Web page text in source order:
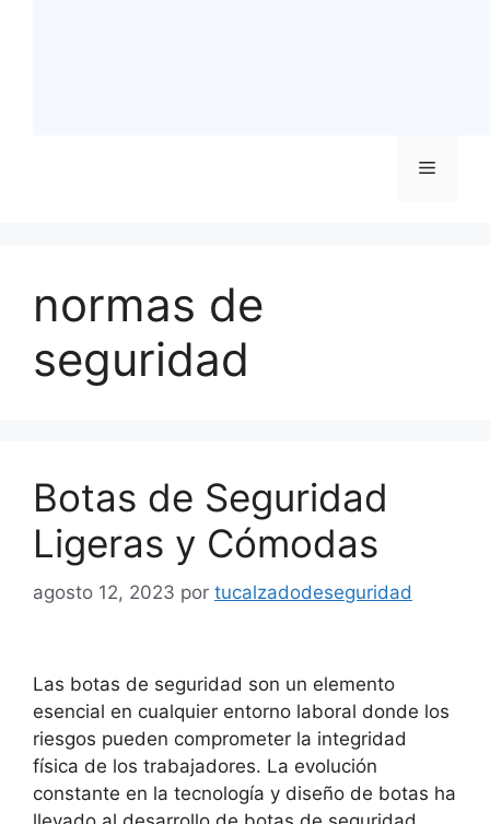
Menú
normas de
seguridad
Botas de Seguridad
Ligeras y Cómodas
agosto 12, 2023 por tucalzadodeseguridad
Las botas de seguridad son un elemento
esencial en cualquier entorno laboral donde los
riesgos pueden comprometer la integridad
física de los trabajadores. La evolución
constante en la tecnología y diseño de botas ha